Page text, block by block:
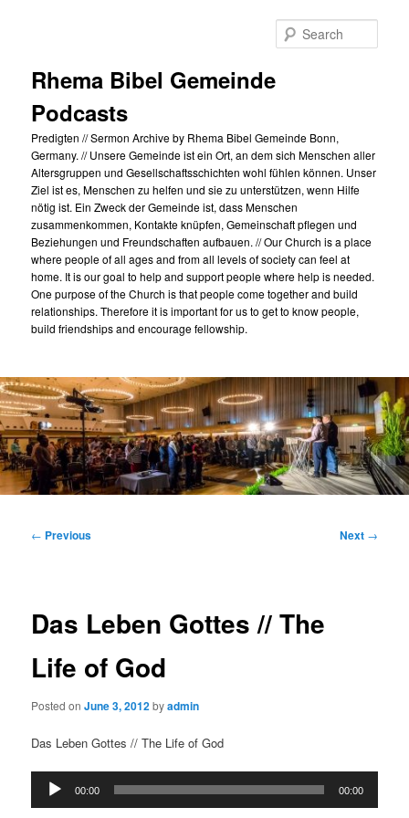
Rhema Bibel Gemeinde
Podcasts
Predigten // Sermon Archive by Rhema Bibel Gemeinde Bonn,
Germany. // Unsere Gemeinde ist ein Ort, an dem sich Menschen aller
Altersgruppen und Gesellschaftsschichten wohl fühlen können. Unser
Ziel ist es, Menschen zu helfen und sie zu unterstützen, wenn Hilfe
nötig ist. Ein Zweck der Gemeinde ist, dass Menschen
zusammenkommen, Kontakte knüpfen, Gemeinschaft pflegen und
Beziehungen und Freundschaften aufbauen. // Our Church is a place
where people of all ages and from all levels of society can feel at
home. It is our goal to help and support people where help is needed.
One purpose of the Church is that people come together and build
relationships. Therefore it is important for us to get to know people,
build friendships and encourage fellowship.
Post
← Previous Next →
Das Leben Gottes // The
Life of God
Posted onJune 3, 2012byadmin
Das Leben Gottes // The Life of God
Audio
Player
00:00 00:00